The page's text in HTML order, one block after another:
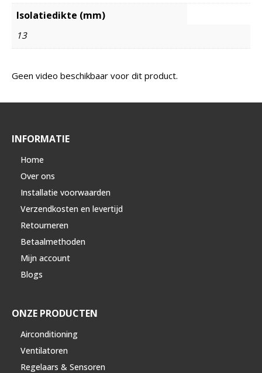
Isolatiedikte (mm)
13
Geen video beschikbaar voor dit product.
INFORMATIE
Home
Over ons
Installatie voorwaarden
Verzendkosten en levertijd
Retourneren
Betaalmethoden
Mijn account
Blogs
ONZE PRODUCTEN
Airconditioning
Ventilatoren
Regelaars & Sensoren